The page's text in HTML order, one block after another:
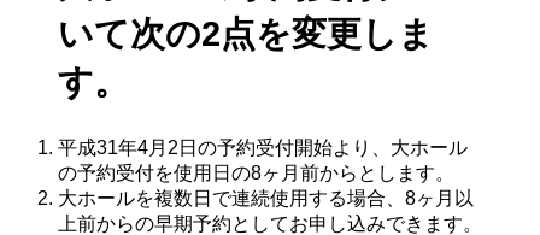
いて次の2点を変更しま
す。
平成31年4月2日の予約受付開始より、大ホール
の予約受付を使用日の8ヶ月前からとします。
大ホールを複数日で連続使用する場合、8ヶ月以
上前からの早期予約としてお申し込みできます。